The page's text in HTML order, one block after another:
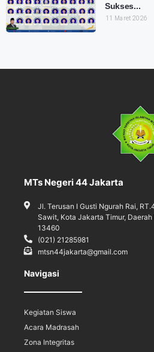
Sukses...
11 Maret 2026
MTs Negeri 44 Jakarta
Jl. Terusan I Gusti Ngurah Rai,
Sawit, Kota Jakarta Timur,
13460
(021) 21285981
mtsn44jakarta@gmail.com
Navigasi
Kegiatan Siswa
Acara Madrasah
Zona Integritas